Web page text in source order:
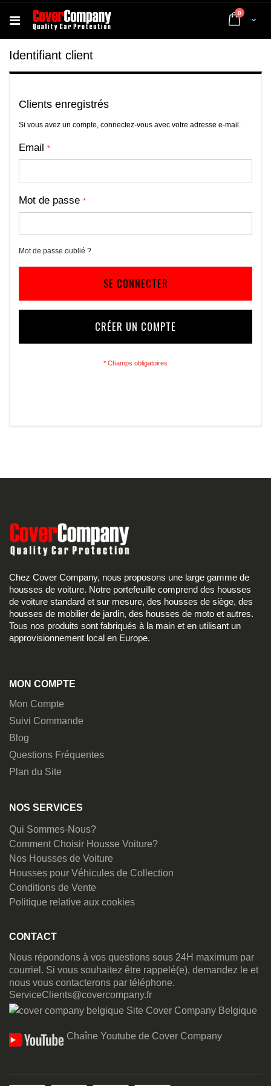
Cart
0 articles
Identifiant client
Clients enregistrés
Si vous avez un compte, connectez-vous avec votre adresse e-mail.
Email
Mot de passe
Mot de passe oublié ?
SE CONNECTER
CRÉER UN COMPTE
Chez Cover Company, nous proposons une large gamme de
housses de voiture. Notre portefeuille comprend des housses
de voiture standard et sur mesure, des housses de siège, des
housses de mobilier de jardin, des housses de moto et autres.
Tous nos produits sont fabriqués à la main et en utilisant un
approvisionnement local en Europe.
MON COMPTE
Mon Compte
Suivi Commande
Blog
Questions Fréquentes
Plan du Site
NOS SERVICES
Qui Sommes-Nous?
Comment Choisir Housse Voiture?
Nos Housses de Voiture
Housses pour Véhicules de Collection
Conditions de Vente
Politique relative aux cookies
CONTACT
Nous répondons à vos questions sous 24H maximum par
courriel. Si vous souhaitez être rappelé(e), demandez le et
nous vous contacterons par téléphone.
ServiceClients@covercompany.fr
Site Cover Company Belgique
Chaîne Youtube de Cover Company